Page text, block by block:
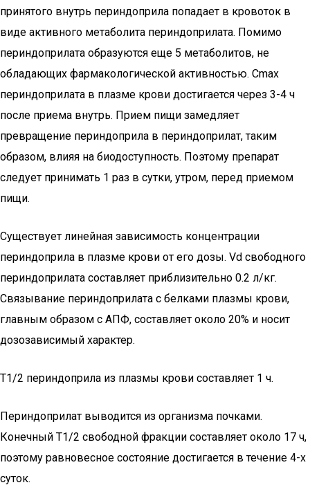
принятого внутрь периндоприла попадает в кровоток в
виде активного метаболита периндоприлата. Помимо
периндоприлата образуются еще 5 метаболитов, не
обладающих фармакологической активностью. Cmax
периндоприлата в плазме крови достигается через 3-4 ч
после приема внутрь. Прием пищи замедляет
превращение периндоприла в периндоприлат, таким
образом, влияя на биодоступность. Поэтому препарат
следует принимать 1 раз в сутки, утром, перед приемом
пищи.
Существует линейная зависимость концентрации
периндоприла в плазме крови от его дозы. Vd свободного
периндоприлата составляет приблизительно 0.2 л/кг.
Связывание периндоприлата с белками плазмы крови,
главным образом с АПФ, составляет около 20% и носит
дозозависимый характер.
T1/2 периндоприла из плазмы крови составляет 1 ч.
Периндоприлат выводится из организма почками.
Конечный T1/2 свободной фракции составляет около 17 ч,
поэтому равновесное состояние достигается в течение 4-х
суток.